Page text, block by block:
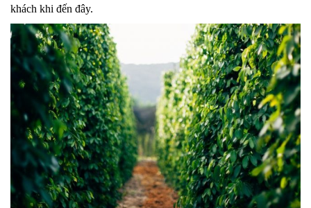
khách khi đến đây.